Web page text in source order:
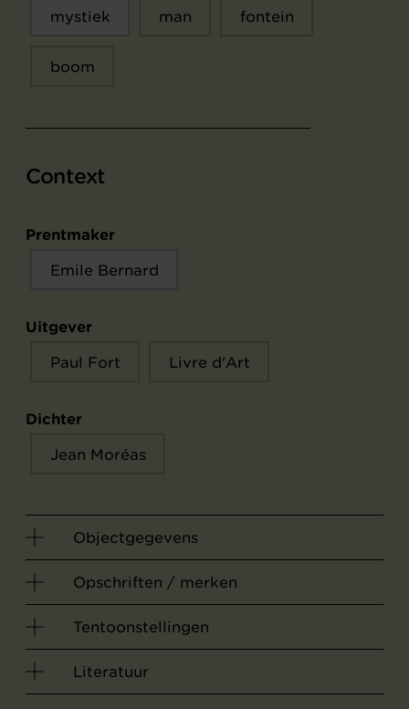
mystiek man fontein
boom
Context
Prentmaker
Emile Bernard
Uitgever
Paul Fort Livre d'Art
Dichter
Jean Moréas
Objectgegevens
Opschriften / merken
Tentoonstellingen
Literatuur